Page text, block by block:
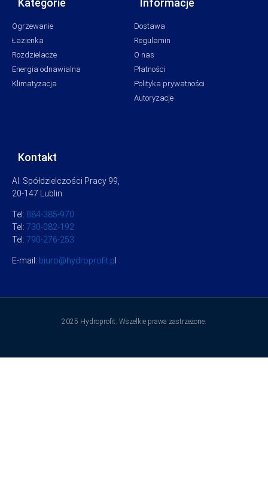
Ogrzewanie
Łazienka
Rozdzielacze
Energia odnawialna
Klimatyzacja
Dostawa
Regulamin
O nas
Płatności
Polityka prywatności
Autoryzacje
Kontakt
Al. Spółdzielczości Pracy 99,
20-147 Lublin
Tel: 884-385-970
Tel: 730-082-192
Tel: 790-276-253
E-mail: biuro@hydroprofit.p
2025 Hydroprofit. Wszelkie prawa zastrzeżone.